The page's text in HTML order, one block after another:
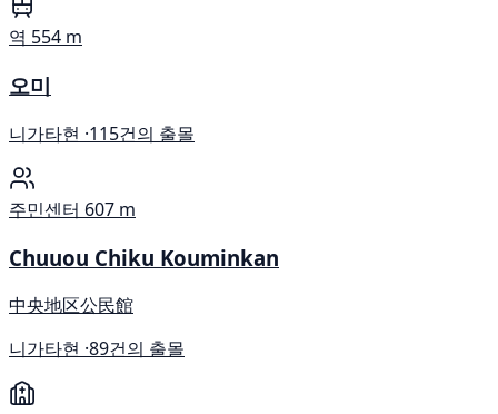
역 554 m
오미
니가타현 ·115건의 출몰
주민센터 607 m
Chuuou Chiku Kouminkan
中央地区公民館
니가타현 ·89건의 출몰